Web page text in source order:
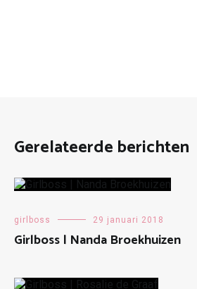
Gerelateerde berichten
girlboss 29 januari 2018
Girlboss | Nanda Broekhuizen